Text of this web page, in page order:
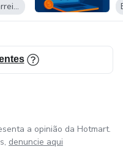
Negócios e Carreira
a opinião da Hotmart.
denuncie aqui